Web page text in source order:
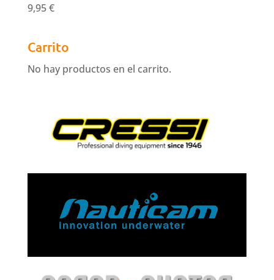
9,95€
Carrito
No hay productos en el carrito.